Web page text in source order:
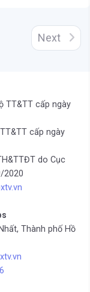
Next
TT&TT cấp ngày
cấp ngày
do Cục
2020
Thành phố Hồ